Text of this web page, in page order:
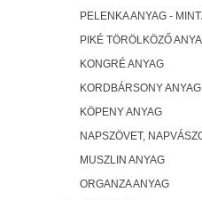
PELENKA ANYAG -
PIKÉ TÖRÖLKÖZŐ
KONGRÉ ANYAG
KORDBÁRSONY ANYAG
KÖPENY ANYAG
NAPSZÖVET,
MUSZLIN ANYAG
ORGANZA ANYAG